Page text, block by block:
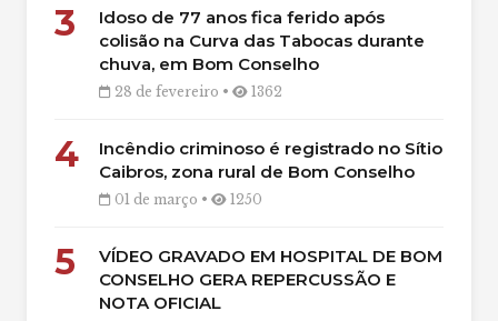
3
Idoso de 77 anos fica ferido após
colisão na Curva das Tabocas durante
chuva, em Bom Conselho
28 de fevereiro • 1362
4
Incêndio criminoso é registrado no Sítio
Caibros, zona rural de Bom Conselho
01 de março • 1250
5
VÍDEO GRAVADO EM HOSPITAL DE BOM
CONSELHO GERA REPERCUSSÃO E
NOTA OFICIAL